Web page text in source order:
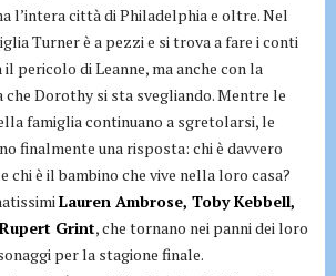
l’intera città di Philadelphia e oltre. Nel
Turner è a pezzi e si trova a fare i conti
pericolo di Leanne, ma anche con la
Dorothy si sta svegliando. Mentre le
famiglia continuano a sgretolarsi, le
finalmente una risposta: chi è davvero
chi è il bambino che vive nella loro casa?
Lauren Ambrose, Toby Kebbell,
Grint, che tornano nei panni dei loro
per la stagione finale.